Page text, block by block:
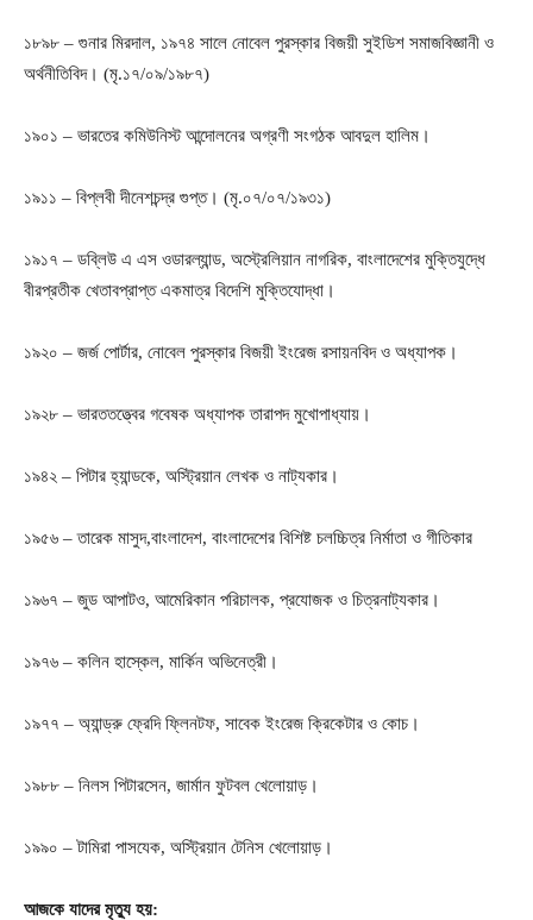
১৮৯৮ – গুনার মিরদাল, ১৯৭৪ সালে নোবেল পুরস্কার বিজয়ী সুইডিশ সমাজবিজ্ঞানী ও
অর্থনীতিবিদ। (মৃ.১৭/০৯/১৯৮৭)
১৯০১ – ভারতের কমিউনিস্ট আন্দোলনের অগ্রণী সংগঠক আবদুল হালিম।
১৯১১ – বিপ্লবী দীনেশচন্দ্র গুপ্ত। (মৃ.০৭/০৭/১৯৩১)
১৯১৭ – ডব্লিউ এ এস ওডারল্যান্ড, অস্ট্রেলিয়ান নাগরিক, বাংলাদেশের মুক্তিযুদ্ধে
বীরপ্রতীক খেতাবপ্রাপ্ত একমাত্র বিদেশি মুক্তিযোদ্ধা।
১৯২০ – জর্জ পোর্টার, নোবেল পুরস্কার বিজয়ী ইংরেজ রসায়নবিদ ও অধ্যাপক।
১৯২৮ – ভারততত্ত্বের গবেষক অধ্যাপক তারাপদ মুখোপাধ্যায়।
১৯৪২ – পিটার হ্যান্ডকে, অস্ট্রিয়ান লেখক ও নাট্যকার।
১৯৫৬ – তারেক মাসুদ,বাংলাদেশ, বাংলাদেশের বিশিষ্ট চলচ্চিত্র নির্মাতা ও গীতিকার
১৯৬৭ – জুড আপাটও, আমেরিকান পরিচালক, প্রযোজক ও চিত্রনাট্যকার।
১৯৭৬ – কলিন হাস্কেল, মার্কিন অভিনেত্রী।
১৯৭৭ – অ্যান্ড্রু ফ্রেদি ফ্লিনটফ, সাবেক ইংরেজ ক্রিকেটার ও কোচ।
১৯৮৮ – নিলস পিটারসেন, জার্মান ফুটবল খেলোয়াড়।
১৯৯০ – টামিরা পাসযেক, অস্ট্রিয়ান টেনিস খেলোয়াড়।
আজকে যাদের মৃত্যু হয়: